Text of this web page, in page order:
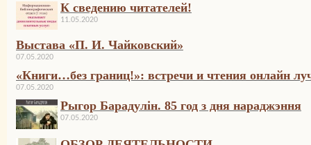
К сведению читателей!
11.05.2020
Выстава «П. И. Чайковский»
07.05.2020
«Книги…без границ!»: встречи и чтения онлайн
07.05.2020
Рыгор Барадулін. 85 год з дня нараджэння
07.05.2020